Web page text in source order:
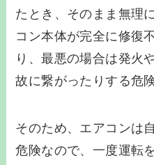
たとき、そのまま無理
コン本体が完全に修復
り、最悪の場合は発火
故に繋がったりする危
そのため、エアコンは
危険なので、一度運転